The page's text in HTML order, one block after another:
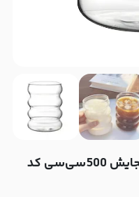
لیوان‌‌پیرکس مدل اسپرینگ گنجایش 500سی‌سی کد